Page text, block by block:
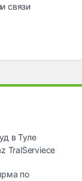
связи
в Туле
TralServiece
по